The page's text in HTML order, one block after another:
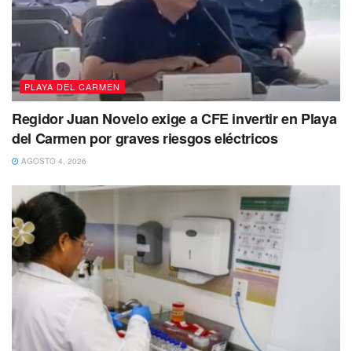
PLAYA DEL CARMEN
Regidor Juan Novelo exige a CFE invertir en Playa
del Carmen por graves riesgos eléctricos
AGOSTO 4, 2026